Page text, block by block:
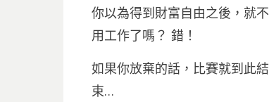
你以為得到財富自由之後，就不
用工作了嗎？ 錯！
如果你放棄的話，比賽就到此結
束…